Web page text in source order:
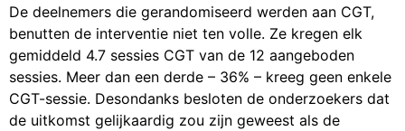
De deelnemers die gerandomiseerd werden aan CGT,
benutten de interventie niet ten volle. Ze kregen elk
gemiddeld 4.7 sessies CGT van de 12 aangeboden
sessies. Meer dan een derde – 36% – kreeg geen enkele
CGT-sessie. Desondanks besloten de onderzoekers dat
de uitkomst gelijkaardig zou zijn geweest als de